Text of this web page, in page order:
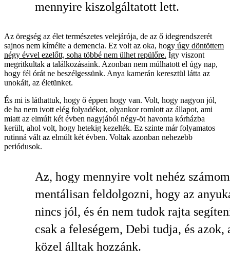
mennyire kiszolgáltatott lett.
Az öregség az élet természetes velejárója, de az ő idegrendszerét
sajnos nem kímélte a demencia. Ez volt az oka, hogy úgy döntöttem
négy évvel ezelőtt, soha többé nem ülhet repülőre. Így viszont
megritkultak a találkozásaink. Azonban nem múlhatott el úgy nap,
hogy fél órát ne beszélgessünk. Anya kamerán keresztül látta az
unokáit, az életünket.
És mi is láthattuk, hogy ő éppen hogy van. Volt, hogy nagyon jól,
de ha nem ivott elég folyadékot, olyankor romlott az állapot, ami
miatt az elmúlt két évben nagyjából négy-öt havonta kórházba
került, ahol volt, hogy hetekig kezelték. Ez szinte már folyamatos
rutinná vált az elmúlt két évben. Voltak azonban nehezebb
periódusok.
Az, hogy mennyire volt nehéz
mentálisan feldolgozni, hogy az
nincs jól, és én nem tudok rajta
csak a feleségem, Debi tudja, és azok,
közel álltak hozzánk.